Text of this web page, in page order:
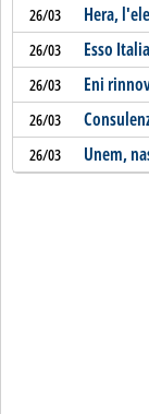
26/03 Hera,
26/03 Esso
26/03 Eni
26/03
26/03 Unem,